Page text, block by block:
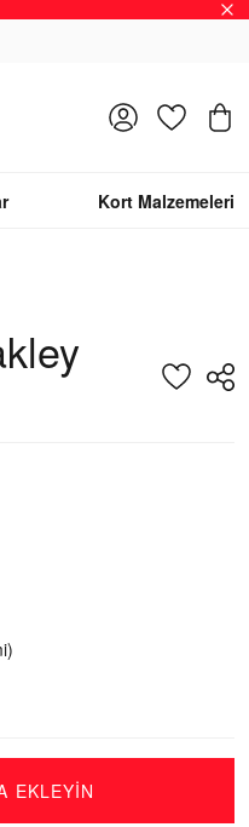
Giriş Yap
Kort Malzemeleri
EKLEYİN